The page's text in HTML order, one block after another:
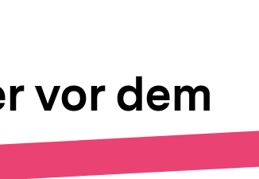
vor dem